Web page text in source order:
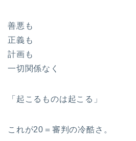
善悪も
正義も
計画も
一切関係なく
「起こるものは起こる」
これが20＝審判の冷酷さ。